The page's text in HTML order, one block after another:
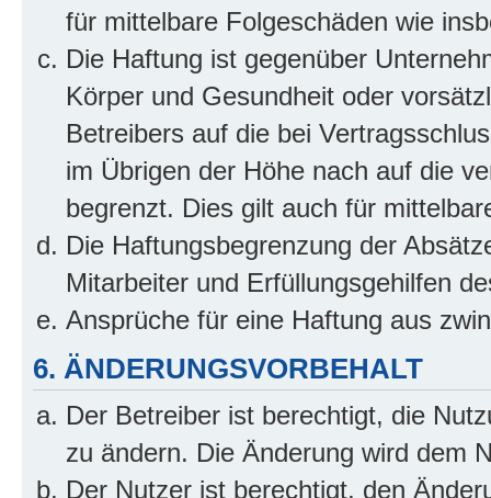
für mittelbare Folgeschäden wie
Die Haftung ist gegenüber
Körper und Gesundheit oder
Betreibers auf die bei
im Übrigen der Höhe nach auf die
begrenzt. Dies gilt auch für
Die Haftungsbegrenzung der
Mitarbeiter und Erfüllungsgehilfen
Ansprüche für eine Haftung aus
6. ÄNDERUNGSVORBEHALT
Der Betreiber ist berechtigt, die
zu ändern. Die Änderung wird dem
Der Nutzer ist berechtigt, den